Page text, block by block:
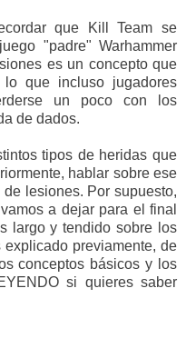
que Kill Team se
"padre" Warhammer
es un concepto que
que incluso jugadores
un poco con los
de dados.
tipos de heridas que
hablar sobre ese
lesiones. Por supuesto,
a dejar para el final
largo y tendido sobre los
previamente, de
conceptos básicos y los
si quieres saber